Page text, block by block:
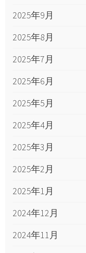
2025年9月
2025年8月
2025年7月
2025年6月
2025年5月
2025年4月
2025年3月
2025年2月
2025年1月
2024年12月
2024年11月